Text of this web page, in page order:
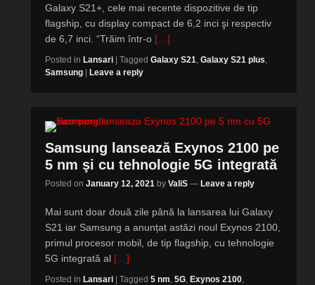
Galaxy S21+, cele mai recente dispozitive de tip
flagship, cu display compact de 6,2 inci şi respectiv
de 6,7 inci. “Trăim într-o […]
Posted in Lansari Tagged Galaxy S21, Galaxy S21 plus,
Samsung
Leave a reply
Samsung lansează Exynos 2100 pe
5 nm şi cu tehnologie 5G integrată
Posted on January 12, 2021 by ValiS — Leave a reply
Mai sunt doar două zile până la lansarea lui Galaxy
S21 iar Samsung a anunțat astăzi noul Exynos 2100,
primul procesor mobil, de tip flagship, cu tehnologie
5G integrată al […]
Posted in Lansari Tagged 5 nm, 5G, Exynos 2100,